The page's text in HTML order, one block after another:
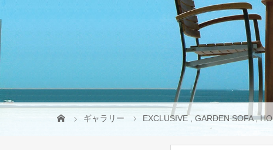
ギャラリー EXCLUSIVE , GARDEN SOFA ,